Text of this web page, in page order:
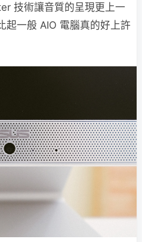
技術讓音質的呈現更上一
起一般 AIO 電腦真的好上許